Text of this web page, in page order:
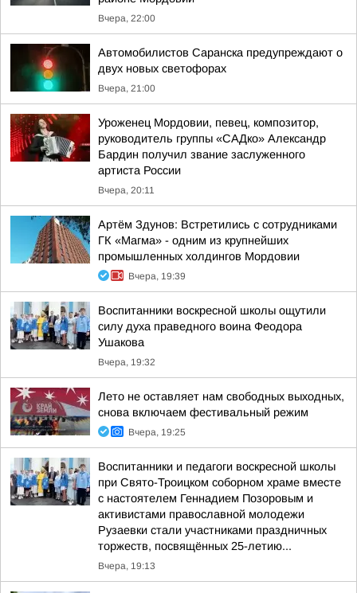
Вчера, 22:00
Автомобилистов Саранска предупреждают о
двух новых светофорах
Вчера, 21:00
Уроженец Мордовии, певец, композитор,
руководитель группы «САДко» Александр
Бардин получил звание заслуженного
артиста России
Вчера, 20:11
Артём Здунов: Встретились с сотрудниками
ГК «Магма» - одним из крупнейших
промышленных холдингов Мордовии
Вчера, 19:39
Воспитанники воскресной школы ощутили
силу духа праведного воина Феодора
Ушакова
Вчера, 19:32
Лето не оставляет нам свободных выходных,
снова включаем фестивальный режим
Вчера, 19:25
Воспитанники и педагоги воскресной школы
при Свято-Троицком соборном храме вместе
с настоятелем Геннадием Позоровым и
активистами православной молодежи
Рузаевки стали участниками праздничных
торжеств, посвящённых 25-летию...
Вчера, 19:13